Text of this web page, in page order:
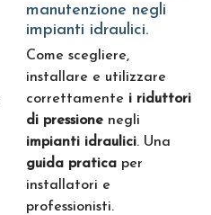
manutenzione negli
impianti idraulici.
Come scegliere,
installare e utilizzare
correttamente i riduttori
di pressione negli
impianti idraulici. Una
guida pratica per
installatori e
professionisti.